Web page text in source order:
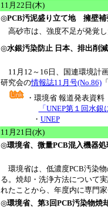
11月22日(木)
◎PCB汚泥盛り立て地 擁壁
高砂市は、強度不足が発覚
◎水銀汚染防止 日本、排出削
11月12～16日、国連環境計
研究会の情報誌11月号(No.86)
・環境省 報道発表資料
「UNEP第１回水
・ UNEP
11月21日(水)
◎環境省、微量PCB混入機器
環境省は、低濃度PCB汚染
る。焼却・洗浄方法について
れたことから、年度内に専門
◎環境省、第3回PCB汚染物焼